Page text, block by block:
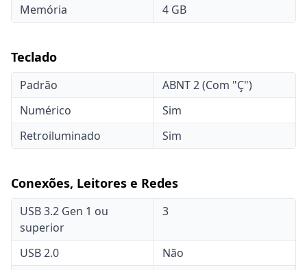
Memória
4 GB
Teclado
Padrão
ABNT 2 (Com "Ç")
Numérico
Sim
Retroiluminado
Sim
Conexões, Leitores e Redes
USB 3.2 Gen 1 ou
superior
3
USB 2.0
Não